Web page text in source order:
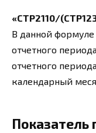
«СТР2110/
В данной формуле
отчетного
отчетного
календарный
Показатель